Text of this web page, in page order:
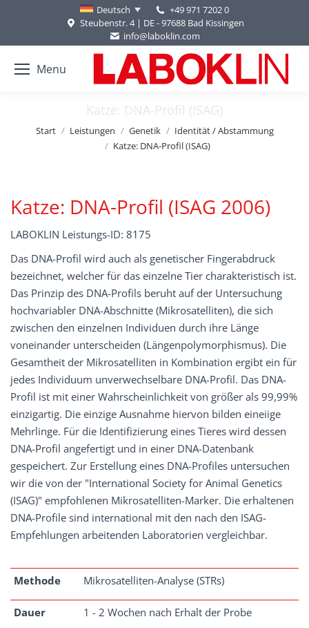
Deutsch
+49 971 7202 0
Steubenstr. 4 | DE - 97688 Bad Kissingen
info@laboklin.com
Menu
Katze: DNA-Profil (ISAG)
Sie befinden sich hier:
Start Leistungen Genetik
Identität / Abstammung
Katze: DNA-Profil (ISAG)
Katze: DNA-Profil (ISAG 2006)
LABOKLIN Leistungs-ID: 8175
Das DNA-Profil wird auch als genetischer Fingerabdruck
bezeichnet, welcher für das einzelne Tier charakteristisch ist.
Das Prinzip des DNA-Profils beruht auf der Untersuchung
hochvariabler DNA-Abschnitte (Mikrosatelliten), die sich
zwischen den einzelnen Individuen durch ihre Länge
voneinander unterscheiden (Längenpolymorphismus). Die
Gesamtheit der Mikrosatelliten in Kombination ergibt ein für
jedes Individuum unverwechselbare DNA-Profil. Das DNA-
Profil ist mit einer Wahrscheinlichkeit von größer als 99,99%
einzigartig. Die einzige Ausnahme hiervon bilden eineiige
Mehrlinge. Für die Identifizierung eines Tieres wird dessen
DNA-Profil angefertigt und in einer DNA-Datenbank
gespeichert. Zur Erstellung eines DNA-Profiles untersuchen
wir die von der "International Society for Animal Genetics
(ISAG)" empfohlenen Mikrosatelliten-Marker. Die erhaltenen
DNA-Profile sind international mit den nach den ISAG-
Empfehlungen arbeitenden Laboratorien vergleichbar.
Methode Mikrosatelliten-Analyse (STRs)
Dauer 1 - 2 Wochen nach Erhalt der Probe